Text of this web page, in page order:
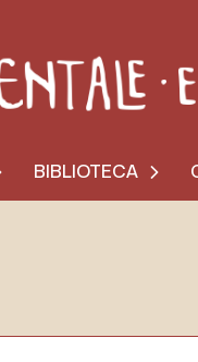
BIBLIOTECA